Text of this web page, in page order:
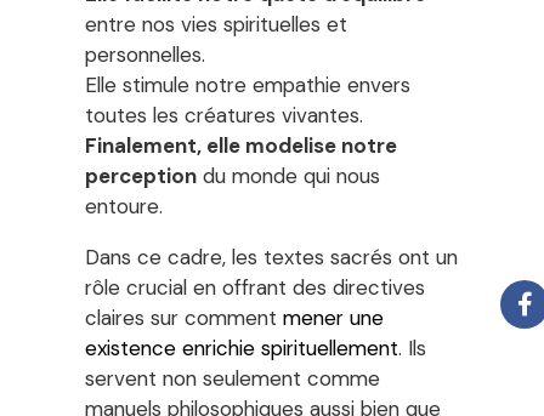
entre nos vies spirituelles et
personnelles.
Elle stimule notre empathie envers
toutes les créatures vivantes.
Finalement, elle modelise notre
perception du monde qui nous
entoure.
Dans ce cadre, les textes sacrés ont un
rôle crucial en offrant des directives
claires sur comment mener une
existence enrichie spirituellement. Ils
servent non seulement comme
manuels philosophiques aussi bien que